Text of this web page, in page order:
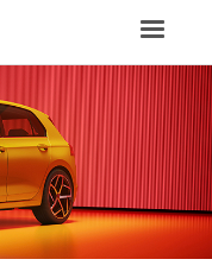
FORSIDE
NYE
NYE VAREBILER
Toggle